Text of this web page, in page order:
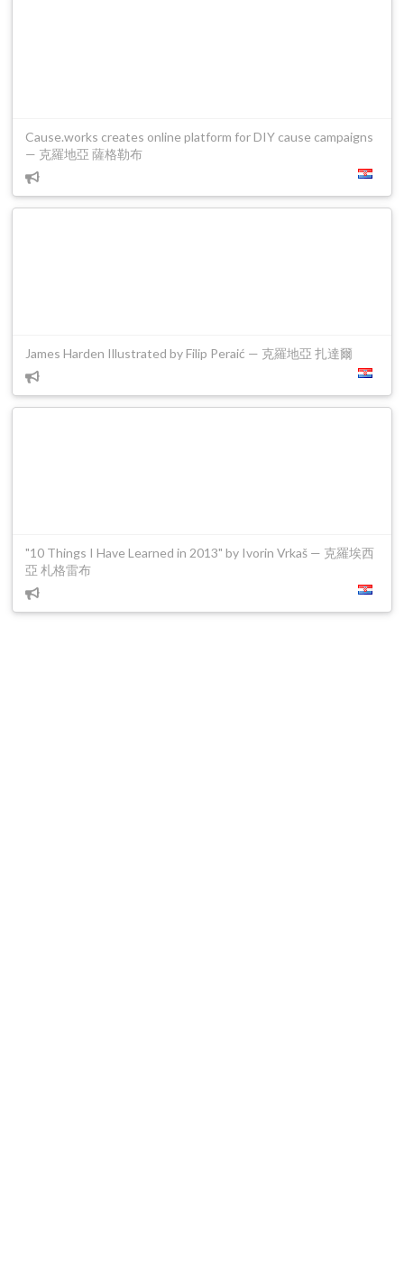
Cause.works creates online platform for DIY cause campaigns
— 克羅地亞 薩格勒布
James Harden Illustrated by Filip Peraić — 克羅地亞 扎達爾
"10 Things I Have Learned in 2013" by Ivorin Vrkaš — 克羅埃西
亞 札格雷布